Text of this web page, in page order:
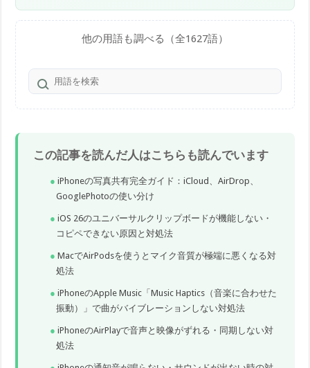
他の用語も調べる（全1627語）
この記事を読んだ人はこちらも読んでいます
iPhoneの写真共有完全ガイド：iCloud、AirDrop、
GooglePhotoの使い分け
iOS 26のユニバーサルクリップボードが機能しない・
コピペできない原因と対処法
MacでAirPodsを使うとマイク音質が極端に悪くなる対
処法
iPhoneのApple Music「Music Haptics（音楽に合わせた
振動）」で曲がバイブレーションしない対処法
iPhoneのAirPlayで音声と映像がずれる・同期しない対
処法